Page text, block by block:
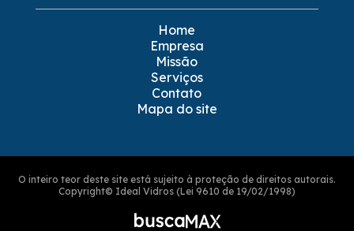
Home
Empresa
Missão
Serviços
Contato
Mapa do site
O inteiro teor deste site está sujeito à proteção de direitos autorais.
Copyright© Ideal Vidros (Lei 9610 de 19/02/1998)